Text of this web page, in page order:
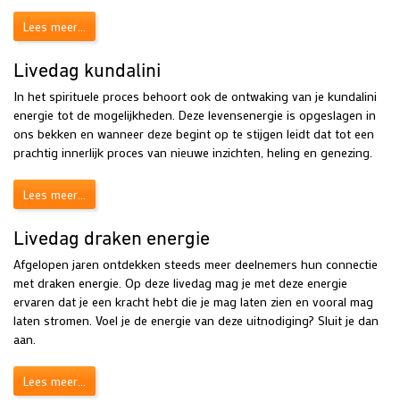
Lees meer...
Livedag kundalini
In het spirituele proces behoort ook de ontwaking van je kundalini
energie tot de mogelijkheden. Deze levensenergie is opgeslagen in
ons bekken en wanneer deze begint op te stijgen leidt dat tot een
prachtig innerlijk proces van nieuwe inzichten, heling en genezing.
Lees meer...
Livedag draken energie
Afgelopen jaren ontdekken steeds meer deelnemers hun connectie
met draken energie. Op deze livedag mag je met deze energie
ervaren dat je een kracht hebt die je mag laten zien en vooral mag
laten stromen. Voel je de energie van deze uitnodiging? Sluit je dan
aan.
Lees meer...